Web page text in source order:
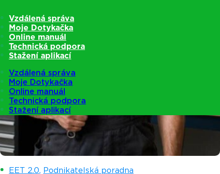
Vzdálená správa
Moje Dotykačka
Online manuál
Technická podpora
Stažení aplikací
Vzdálená správa
Moje Dotykačka
Online manuál
Technická podpora
Stažení aplikací
EET 2.0, Podnikatelská poradna